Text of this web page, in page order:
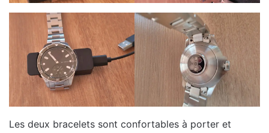
Les deux bracelets sont confortables à porter et